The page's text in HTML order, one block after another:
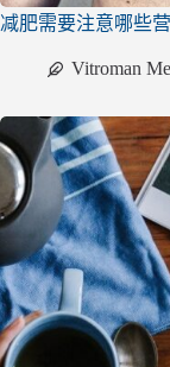
减肥需要注意哪些营
Vitroman